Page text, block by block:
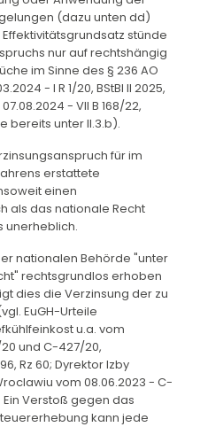
(dazu unten dd)
stünde
nur auf rechtshängig
im Sinne des § 236 AO
- I R 1/20, BStBl II 2025,
- VII B 168/22,
bereits unter II.3.b).
für im
erstattete
einen
als das nationale Recht
unerheblich.
nationalen Behörde "unter
rechtsgrundlos erhoben
dies die Verzinsung der zu
EuGH-Urteile
u.a. vom
und C-427/20,
Rz 60; Dyrektor Izby
vom 08.06.2023 - C-
Ein Verstoß gegen das
kann jede